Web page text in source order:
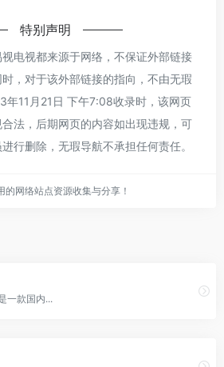
特别声明
电视都来源于网络，不保证外部链接
，对于该外部链接的指向，不由无瑕
年11月21日 下午7:08收录时，该网页
合法，后期网页的内容如出现违规，可
行删除，无瑕导航不承担任何责任。
网络站点资源收集与分享！
一款国内...